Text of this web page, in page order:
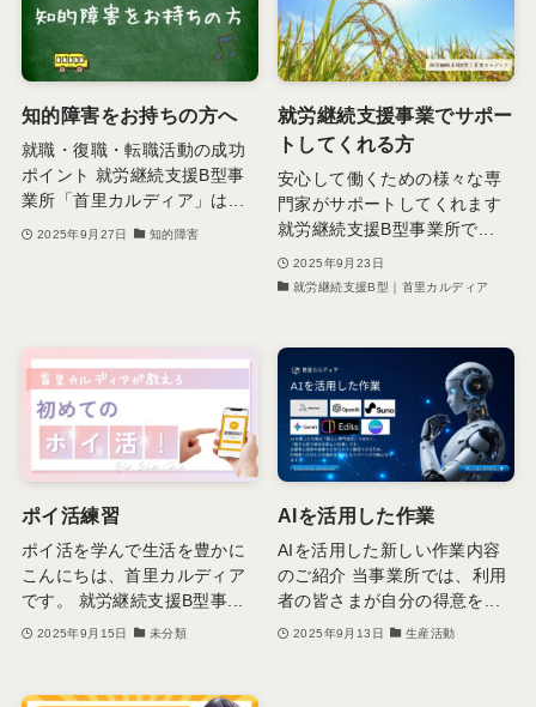
知的障害をお持ちの方へ
就職・復職・転職活動の成功
ポイント 就労継続支援B型事
業所「首里カルディア」は...
2025年9月27日 知的障害
就労継続支援事業でサポー
トしてくれる方
安心して働くための様々な専
門家がサポートしてくれます
就労継続支援B型事業所で...
2025年9月23日
就労継続支援B型｜首里カルディア
ポイ活練習
ポイ活を学んで生活を豊かに
こんにちは、首里カルディア
です。 就労継続支援B型事...
2025年9月15日 未分類
AIを活用した作業
AIを活用した新しい作業内容
のご紹介 当事業所では、利用
者の皆さまが自分の得意を...
2025年9月13日 生産活動